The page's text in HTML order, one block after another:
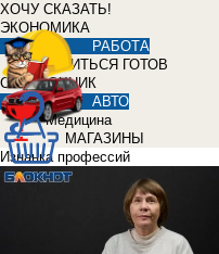
ХОЧУ СКАЗАТЬ!
ЭКОНОМИКА
РАБОТА
УЧИТЬСЯ ГОТОВ
СПРАВОЧНИК
АВТО
Медицина
МАГАЗИНЫ
Изнанка профессий